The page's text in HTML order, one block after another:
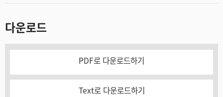
다운로드
PDF로 다운로드하기
Text로 다운로드하기